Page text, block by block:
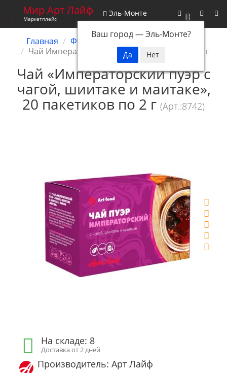
0
Мир Арт Лайф
Маркетплейс
Эль-Монте
Ваш город —Эль-Монте?
Главная Функциональное питание
Чай Императорский пуэр, 20 пакетиков по 2 г
Чай «Императорский пуэр с
чагой, шиитаке и маитаке»,
20 пакетиков по 2 г (Арт.:8742)
На складе: 8
Доставка от 2 дней
Производитель: Арт Лайф